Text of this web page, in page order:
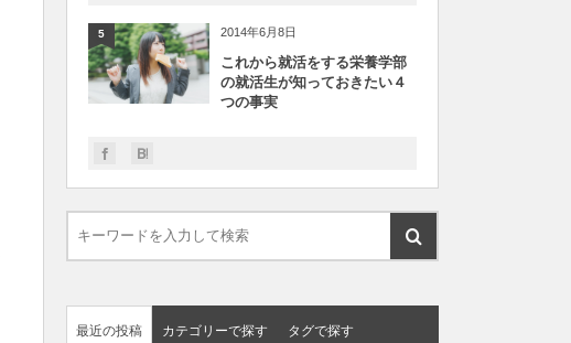
5 2014年6月8日
これから就活をする栄養学部
の就活生が知っておきたい４
つの事実
最近の投稿 カテゴリーで探す タグで探す